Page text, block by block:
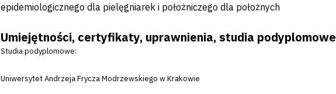
epidemiologicznego dla pielęgniarek i położniczego dla położnych
Umiejętności, certyfikaty, uprawnienia, studia podyplomowe
Studia podyplomowe:
Uniwersytet Andrzeja Frycza Modrzewskiego w Krakowie